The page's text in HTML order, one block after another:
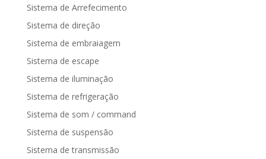
Sistema de Arrefecimento
Sistema de direção
Sistema de embraiagem
Sistema de escape
Sistema de iluminação
Sistema de refrigeração
Sistema de som / command
Sistema de suspensão
Sistema de transmissão